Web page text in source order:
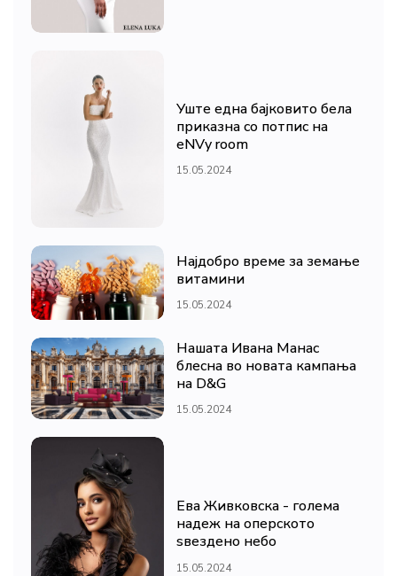
Уште една бајковито бела
приказна со потпис на
eNVy room
15.05.2024
Најдобро време за земање
витамини
15.05.2024
Нашата Ивана Манас
блесна во новата кампања
на D&G
15.05.2024
Ева Живковска - голема
надеж на оперското
ѕвездено небо
15.05.2024